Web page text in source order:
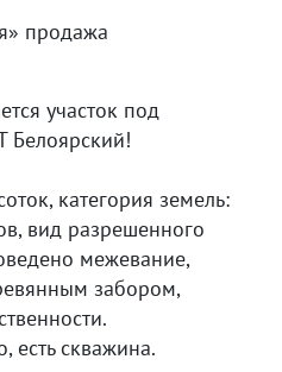
продажа
участок под
Белоярский!
категория земель:
вид разрешенного
межевание,
забором,
есть скважина.